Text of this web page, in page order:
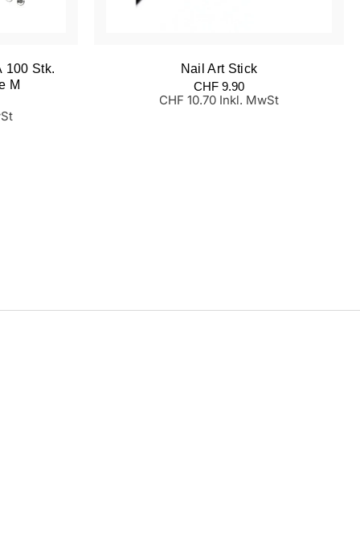
100 Stk.
M
Nail Art Stick
Normaler
Preis
CHF 9.90
CHF 10.70 Inkl. MwSt